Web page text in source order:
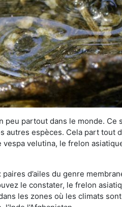
partout dans le monde.
espèces. Cela part tout
velutina, le frelon
d’ailes du genre
le constater, le frelon
les zones où les climats